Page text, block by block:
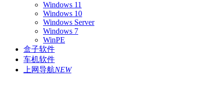
Windows 11
Windows 10
Windows Server
Windows 7
WinPE
盒子软件
车机软件
上网导航NEW